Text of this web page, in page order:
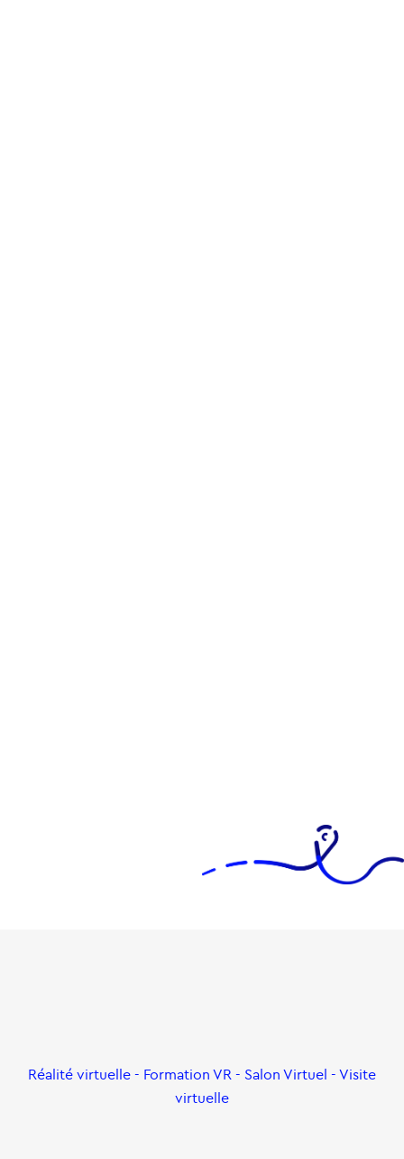
Réalité virtuelle - Formation VR - Salon Virtuel - Visite
virtuelle